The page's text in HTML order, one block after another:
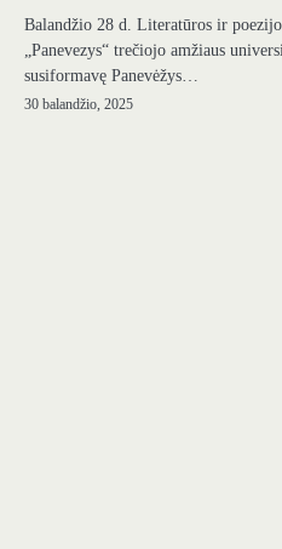
Balandžio 28 d. Literatūros ir
„Panevezys“ trečiojo amžiaus
susiformavę Panevėžys…
30 balandžio, 2025